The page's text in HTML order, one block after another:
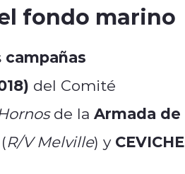
fondo marino
campañas
del Comité
de la Armada de
(R/V Melville) y CEVICHE